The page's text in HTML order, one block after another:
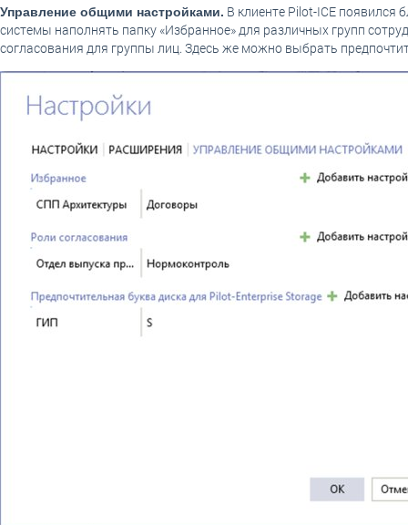
Управление общими настройками. В клиенте Pilot-ICE появился
системы наполнять папку «Избранное» для различных групп
согласования для группы лиц. Здесь же можно выбрать